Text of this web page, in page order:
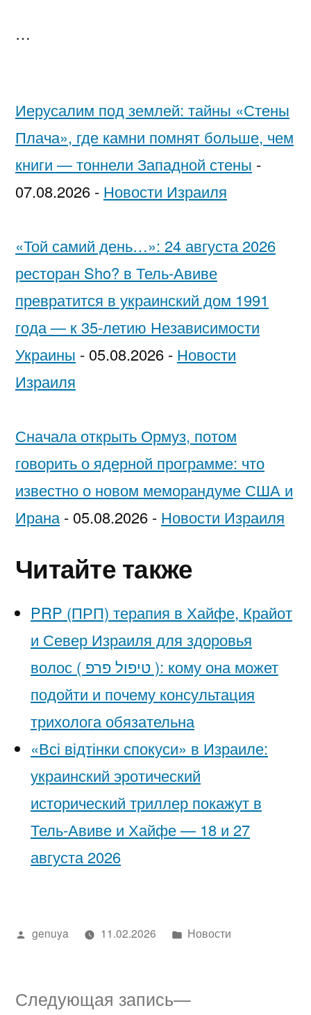
…
Иерусалим под землей: тайны «Стены
Плача», где камни помнят больше, чем
книги — тоннели Западной стены -
07.08.2026 - Новости Израиля
«Той самий день…»: 24 августа 2026
ресторан Sho? в Тель-Авиве
превратится в украинский дом 1991
года — к 35-летию Независимости
Украины - 05.08.2026 - Новости
Израиля
Сначала открыть Ормуз, потом
говорить о ядерной программе: что
известно о новом меморандуме США и
Ирана- 05.08.2026 - Новости Израиля
Читайте также
PRP (ПРП) терапия в Хайфе, Крайот
и Север Израиля для здоровья
волос ( טיפול פרפ ): кому она может
подойти и почему консультация
трихолога обязательна
«Всі відтінки спокуси» в Израиле:
украинский эротический
исторический триллер покажут в
Тель-Авиве и Хайфе — 18 и 27
августа 2026
Написано
genuya 11.02.2026
Написано
Новости
Следующая запись
Следующая